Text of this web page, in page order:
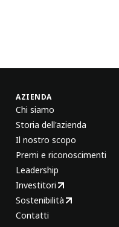
AZIENDA
Chi siamo
Storia dell'azienda
Il nostro scopo
Premi e riconoscimenti
Leadership
Investitori
Sostenibilità
Contatti